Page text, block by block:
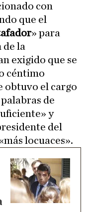
con
que el
» para
la
exigido que se
céntimo
obtuvo el cargo
de
y
del
locuaces».